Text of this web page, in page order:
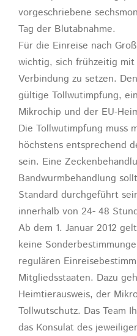
vorgeschriebene
Tag der Blutabnahme.
Für die Einreise nach
wichtig, sich frühzeitig
Verbindung zu setzen.
gültige Tollwutimpfung,
Mikrochip und der EU-
Die Tollwutimpfung muss
höchstens entsprechend
sein. Eine
Bandwurmbehandlung
Standard durchgeführt
innerhalb von 24- 48
Ab dem 1. Januar 2012
keine
regulären
Mitgliedsstaaten. Dazu
Heimtierausweis, der
Tollwutschutz. Das Team
das Konsulat des